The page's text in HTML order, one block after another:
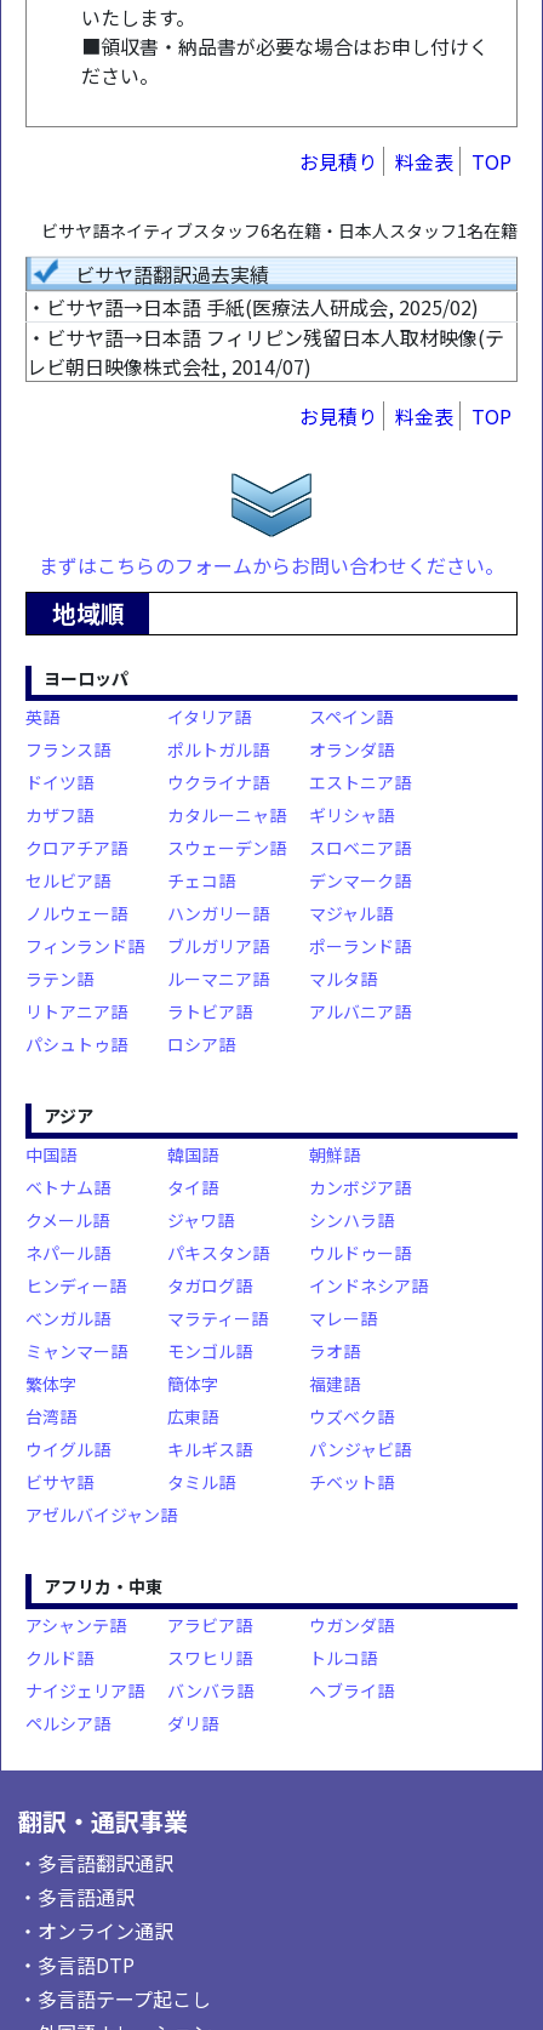
いたします。
■領収書・納品書が必要な場合はお申し付けく
ださい。
お見積り 料金表 TOP
ビサヤ語ネイティブスタッフ6名在籍・日本人スタッフ1名在籍
ビサヤ語翻訳過去実績
・ビサヤ語→日本語 手紙(医療法人研成会, 2025/02)
・ビサヤ語→日本語 フィリピン残留日本人取材映像(テ
レビ朝日映像株式会社, 2014/07)
お見積り
料金表 TOP
まずはこちらのフォームからお問い合わせください。
地域順
ヨーロッパ
英語
イタリア語
スペイン語
フランス語
ポルトガル語
オランダ語
ドイツ語
ウクライナ語
エストニア語
カザフ語
カタルーニャ語
ギリシャ語
クロアチア語
スウェーデン語
スロベニア語
セルビア語
チェコ語
デンマーク語
ノルウェー語
ハンガリー語
マジャル語
フィンランド語
ブルガリア語
ポーランド語
ラテン語
ルーマニア語
マルタ語
リトアニア語
ラトビア語
アルバニア語
パシュトゥ語
ロシア語
アジア
中国語
韓国語
朝鮮語
ベトナム語
タイ語
カンボジア語
クメール語
ジャワ語
シンハラ語
ネパール語
パキスタン語
ウルドゥー語
ヒンディー語
タガログ語
インドネシア語
ベンガル語
マラティー語
マレー語
ミャンマー語
モンゴル語
ラオ語
繁体字
簡体字
福建語
台湾語
広東語
ウズベク語
ウイグル語
キルギス語
パンジャビ語
ビサヤ語
タミル語
チベット語
アゼルバイジャン語
アフリカ・中東
アシャンテ語
アラビア語
ウガンダ語
クルド語
スワヒリ語
トルコ語
ナイジェリア語
バンバラ語
ヘブライ語
ペルシア語
ダリ語